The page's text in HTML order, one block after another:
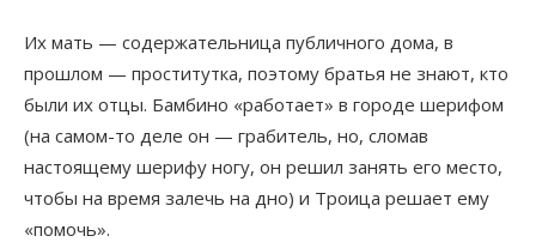
Их мать — содержательница публичного дома, в
прошлом — проститутка, поэтому братья не знают, кто
были их отцы. Бамбино «работает» в городе шерифом
(на самом-то деле он — грабитель, но, сломав
настоящему шерифу ногу, он решил занять его место,
чтобы на время залечь на дно) и Троица решает ему
«помочь».